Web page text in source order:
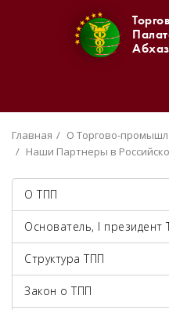
Главная О Торгово-
Наши Партнеры в
О ТПП
Основатель, I президент
Структура ТПП
Закон о ТПП